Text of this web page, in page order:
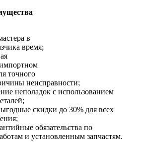
в
время;
точного
неисправности;
неполадок с использованием
скидки до 30% для всех
обязательства по
и установленным запчастям.